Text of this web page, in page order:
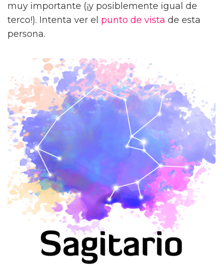
muy importante (¡y posiblemente igual de
terco!). Intenta ver el punto de vista de esta
persona.